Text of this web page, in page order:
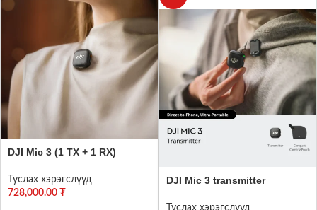
DJI Mic 3 (1 TX + 1 RX)
Туслах хэрэгслүүд
728,000.00 ₮
DJI Mic 3 transmitter
Туслах хэрэгслүүд